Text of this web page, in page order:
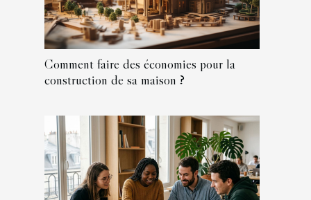
Comment faire des économies pour la
construction de sa maison ?